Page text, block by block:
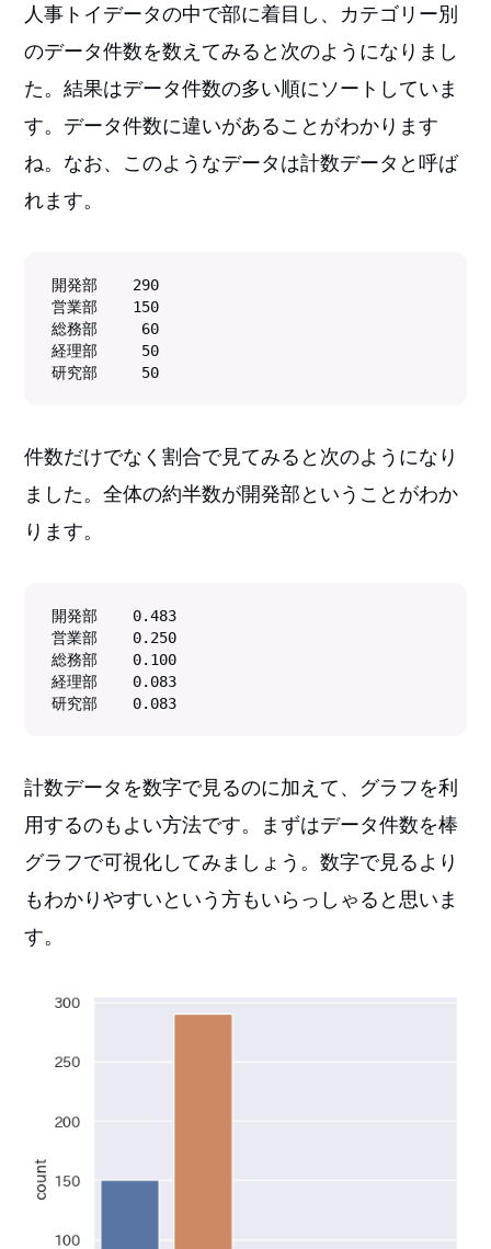
人事トイデータの中で部に着目し、カテゴリー別
のデータ件数を数えてみると次のようになりまし
た。結果はデータ件数の多い順にソートしていま
す。データ件数に違いがあることがわかります
ね。なお、このようなデータは計数データと呼ば
れます。
開発部    290
営業部    150
総務部     60
経理部     50
研究部     50
件数だけでなく割合で見てみると次のようになり
ました。全体の約半数が開発部ということがわか
ります。
開発部    0.483
営業部    0.250
総務部    0.100
経理部    0.083
研究部    0.083
計数データを数字で見るのに加えて、グラフを利
用するのもよい方法です。まずはデータ件数を棒
グラフで可視化してみましょう。数字で見るより
もわかりやすいという方もいらっしゃると思いま
す。